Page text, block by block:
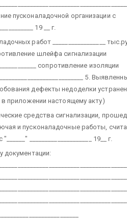
организации с
19 __ г.
работ _________________
шлейфа сигнализации
сопротивление изоляции
5.
дефекты недоделки
приложении настоящему акту)
средства сигнализации,
и пусконаладочные работы,
"______" ____________________ 19__ г.
документации: